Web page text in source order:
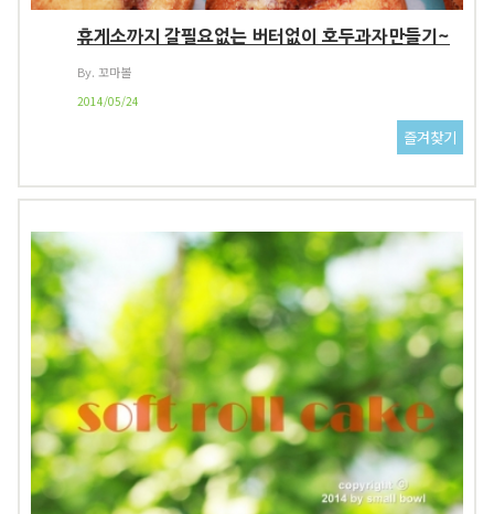
휴게소까지 갈필요없는 버터없이 호두과자만들기~
By. 꼬마볼
2014/05/24